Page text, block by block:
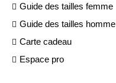
Guide des tailles femme
Guide des tailles homme
Carte cadeau
Espace pro